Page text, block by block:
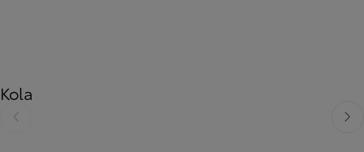
Kola
Předchozí Další